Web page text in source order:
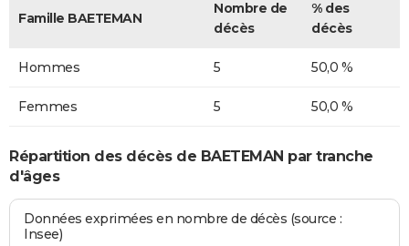
Famille BAETEMAN
Nombre de
décès
% des
décès
Hommes 5 50,0 %
Femmes 5 50,0 %
Répartition des décès de BAETEMAN par tranche
d'âges
Données exprimées en nombre de décès (source :
Insee)